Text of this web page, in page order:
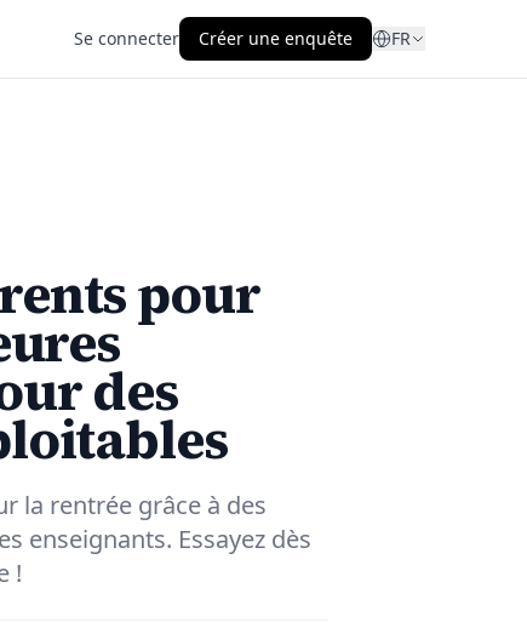
Se connecter Créer une enquête FR
pour
des
la rentrée grâce à des
enseignants. Essayez dès
!